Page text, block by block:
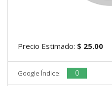
Precio Estimado: $ 25.00
Google Índice: 0